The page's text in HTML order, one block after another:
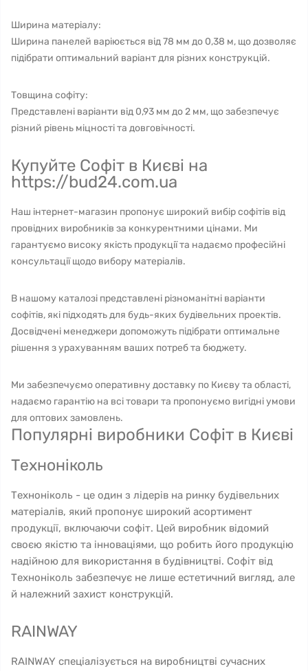
Ширина матеріалу:
Ширина панелей варіюється від 78 мм до 0,38 м, що дозволяє
підібрати оптимальний варіант для різних конструкцій.
Товщина софіту:
Представлені варіанти від 0,93 мм до 2 мм, що забезпечує
різний рівень міцності та довговічності.
Купуйте Софіт в Києві на
https://bud24.com.ua
Наш інтернет-магазин пропонує широкий вибір софітів від
провідних виробників за конкурентними цінами. Ми
гарантуємо високу якість продукції та надаємо професійні
консультації щодо вибору матеріалів.
В нашому каталозі представлені різноманітні варіанти
софітів, які підходять для будь-яких будівельних проектів.
Досвідчені менеджери допоможуть підібрати оптимальне
рішення з урахуванням ваших потреб та бюджету.
Ми забезпечуємо оперативну доставку по Києву та області,
надаємо гарантію на всі товари та пропонуємо вигідні умови
для оптових замовлень.
Популярні виробники Софіт в Києві
Техноніколь
Техноніколь - це один з лідерів на ринку будівельних
матеріалів, який пропонує широкий асортимент
продукції, включаючи софіт. Цей виробник відомий
своєю якістю та інноваціями, що робить його продукцію
надійною для використання в будівництві. Софіт від
Техноніколь забезпечує не лише естетичний вигляд, але
й належний захист конструкцій.
RAINWAY
RAINWAY спеціалізується на виробництві сучасних